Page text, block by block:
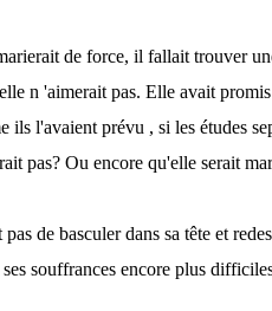
de force, il fallait trouver
n 'aimerait pas. Elle avait
ils l'avaient prévu , si les études
pas? Ou encore qu'elle serait
de basculer dans sa tête et
souffrances encore plus